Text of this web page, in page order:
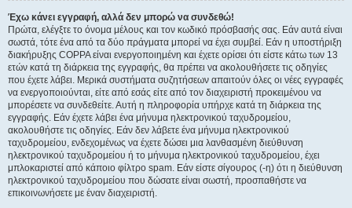
Έχω κάνει εγγραφή, αλλά δεν μπορώ να συνδεθώ!
Πρώτα, ελέγξτε το όνομα μέλους και τον κωδικό πρόσβασής σας. Εάν αυτά είναι
σωστά, τότε ένα από τα δύο πράγματα μπορεί να έχει συμβεί. Εάν η υποστήριξη
διακήρυξης COPPA είναι ενεργοποιημένη και έχετε ορίσει ότι είστε κάτω των 13
ετών κατά τη διάρκεια της εγγραφής, θα πρέπει να ακολουθήσετε τις οδηγίες
που έχετε λάβει. Μερικά συστήματα συζητήσεων απαιτούν όλες οι νέες εγγραφές
να ενεργοποιούνται, είτε από εσάς είτε από τον διαχειριστή προκειμένου να
μπορέσετε να συνδεθείτε. Αυτή η πληροφορία υπήρχε κατά τη διάρκεια της
εγγραφής. Εάν έχετε λάβει ένα μήνυμα ηλεκτρονικού ταχυδρομείου,
ακολουθήστε τις οδηγίες. Εάν δεν λάβετε ένα μήνυμα ηλεκτρονικού
ταχυδρομείου, ενδεχομένως να έχετε δώσει μια λανθασμένη διεύθυνση
ηλεκτρονικού ταχυδρομείου ή το μήνυμα ηλεκτρονικού ταχυδρομείου, έχει
μπλοκαριστεί από κάποιο φίλτρο spam. Εάν είστε σίγουρος (-η) ότι η διεύθυνση
ηλεκτρονικού ταχυδρομείου που δώσατε είναι σωστή, προσπαθήστε να
επικοινωνήσετε με έναν διαχειριστή.